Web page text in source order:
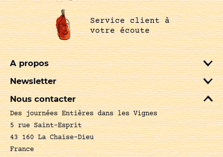
Service client à
votre écoute
A propos
Newsletter
Nous contacter
Des journées Entières dans les Vignes
5 rue Saint-Esprit
43 160 La Chaise-Dieu
France